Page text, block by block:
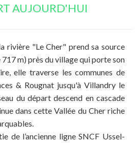
AUJOURD'HUI
rivière "Le Cher" prend sa source
m) près du village qui porte son
elle traverse les communes de
& Rougnat jusqu'à Villandry le
du départ descend en cascade
dans cette Vallée du Cher riche
de l’ancienne ligne SNCF Ussel-